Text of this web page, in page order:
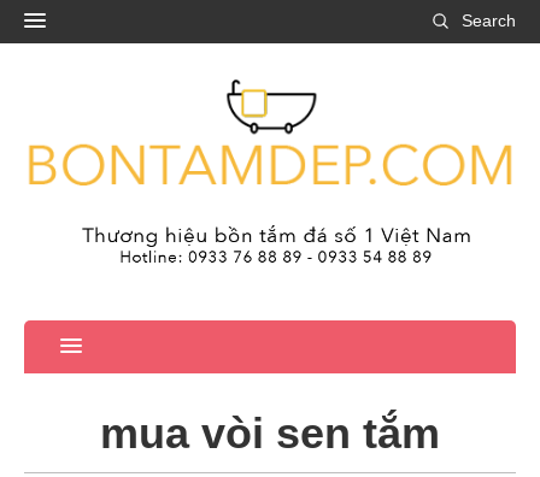
Search
mua vòi sen tắm